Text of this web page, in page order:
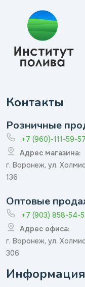
Контакты
Розничные
+7 (960)-111-59-57
Адрес магазина:
г. Воронеж, ул.
136
Оптовые
+7 (903) 858-54-
Адрес офиса:
г. Воронеж, ул.
306
Информация